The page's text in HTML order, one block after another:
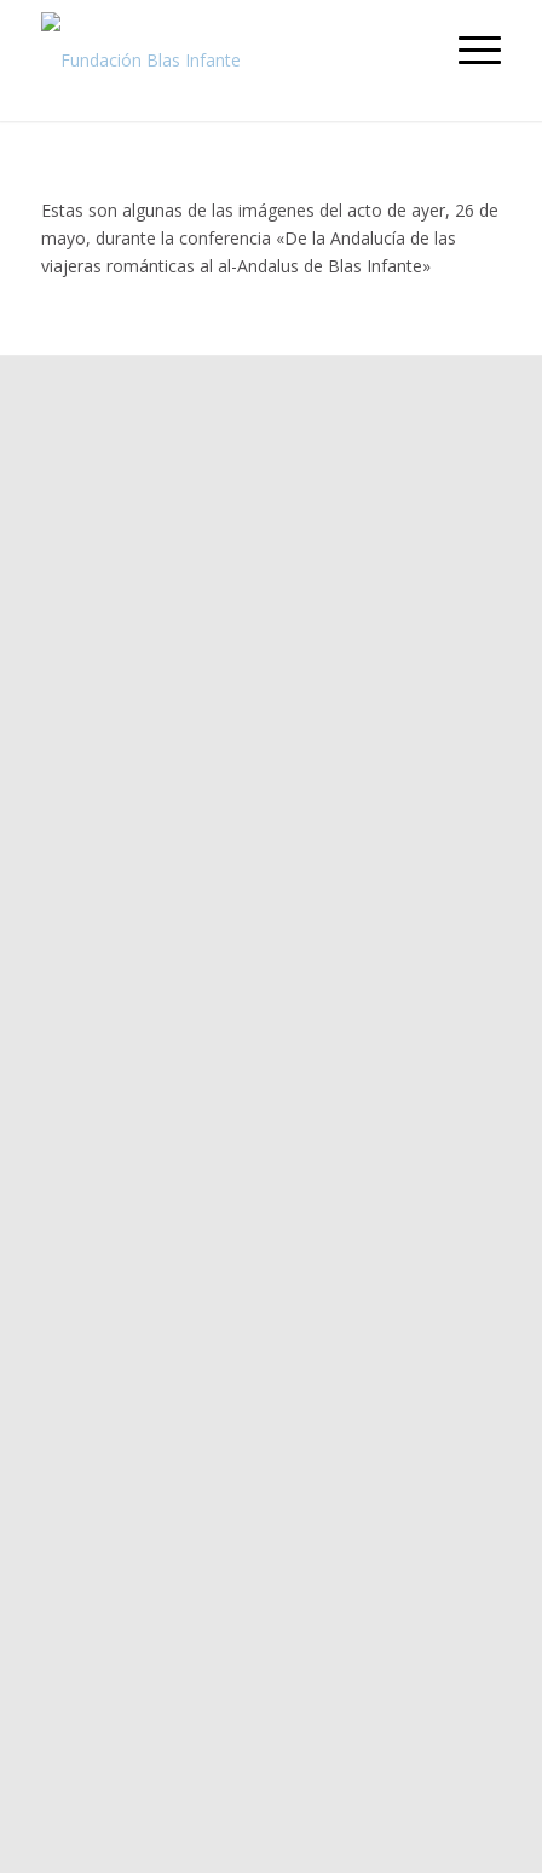
Estas son algunas de las imágenes del acto de ayer, 26 de
mayo, durante la conferencia «De la Andalucía de las
viajeras románticas al al-Andalus de Blas Infante»